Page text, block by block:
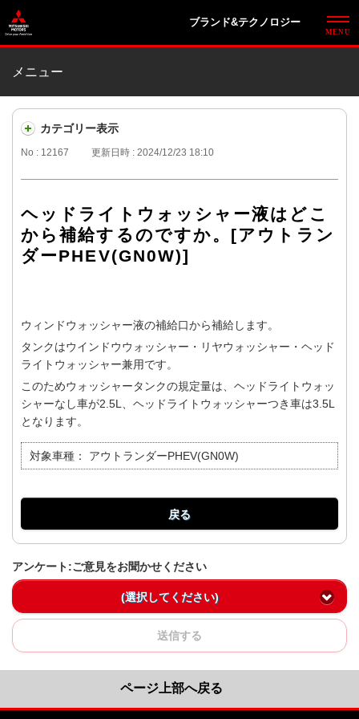
ブランド&テクノロジー
メニュー
カテゴリー表示
No : 12167 更新日時 : 2024/12/23 18:10
ヘッドライトウォッシャー液はどこ
から補給するのですか。[アウトラン
ダーPHEV(GN0W)]
ウィンドウォッシャー液の補給口から補給します。
タンクはウインドウウォッシャー・リヤウォッシャー・ヘッド
ライトウォッシャー兼用です。
このためウォッシャータンクの規定量は、ヘッドライトウォッ
シャーなし車が2.5L、ヘッドライトウォッシャーつき車は3.5L
となります。
対象車種： アウトランダーPHEV(GN0W)
戻る
アンケート:ご意見をお聞かせください
(選択してください)
送信する
ページ上部へ戻る